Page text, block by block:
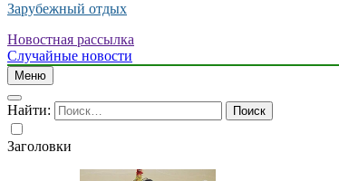
Зарубежный отдых
Новостная рассылка
Случайные новости
Меню
Найти:
Заголовки